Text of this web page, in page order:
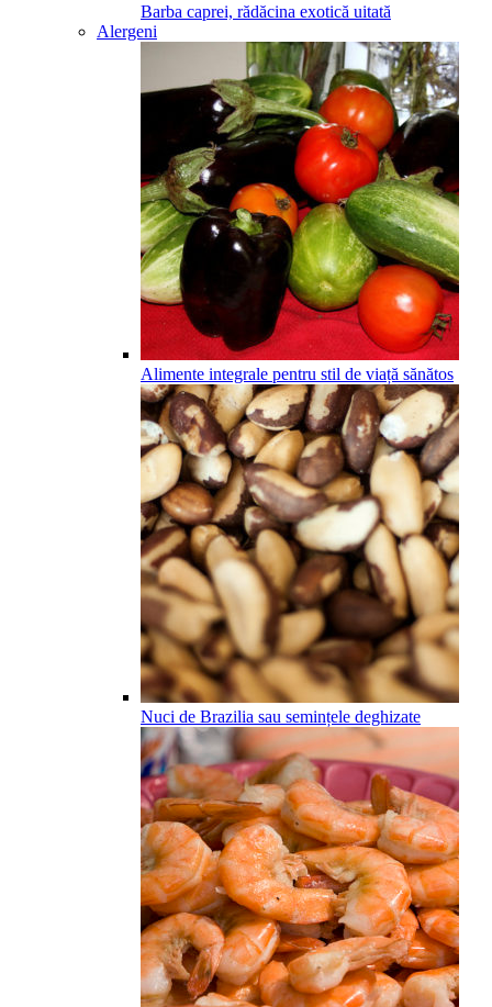
Barba caprei, rădăcina exotică uitată
Alergeni
Alimente integrale pentru stil de viață sănătos
Nuci de Brazilia sau semințele deghizate